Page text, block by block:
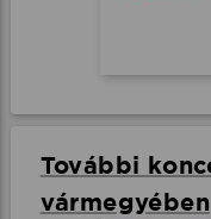
További
vármegyében